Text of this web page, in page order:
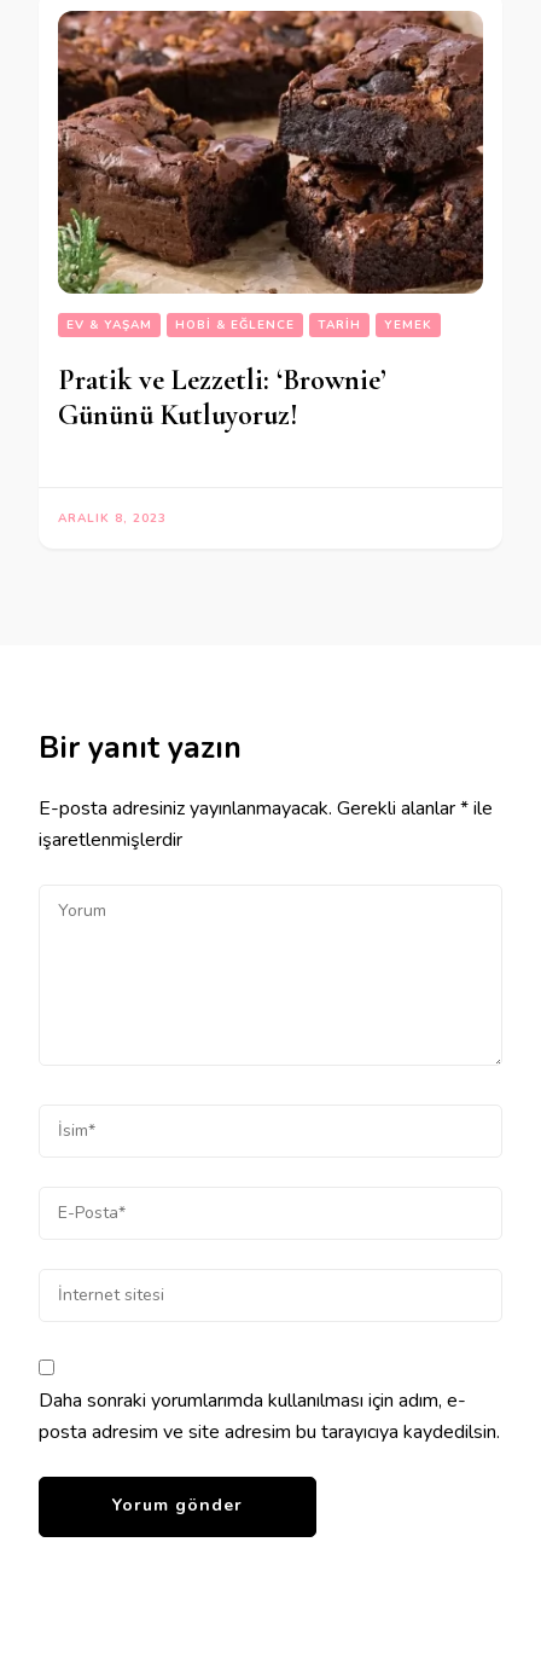
EV & YAŞAM HOBI & EĞLENCE TARIH YEMEK
Pratik ve Lezzetli: ‘Brownie’
Gününü Kutluyoruz!
ARALIK 8, 2023
Bir yanıt yazın
E-posta adresiniz yayınlanmayacak. Gerekli alanlar*ile
işaretlenmişlerdir
Daha sonraki yorumlarımda kullanılması için adım, e-
posta adresim ve site adresim bu tarayıcıya kaydedilsin.